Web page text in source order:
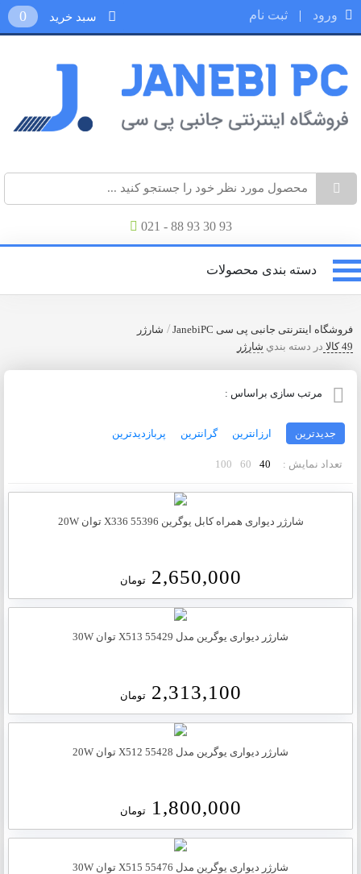
ورود | ثبت نام 0
021 - 88 93 30 93
دسته بندی محصولات
فروشگاه اینترنتی جانبی پی سی JanebiPC / شارژر
49 کالا
در دسته بندي شارژر
مرتب سازی براساس :
جدیدترین ارزانترین گرانترین پربازدیدترین
تعداد نمایش : 40
60
100
شارژر دیواری همراه کابل یوگرین X336 55396 توان 20W
2,650,000 تومان
شارژر دیواری یوگرین مدل X513 55429 توان 30W
2,313,100 تومان
شارژر دیواری یوگرین مدل X512 55428 توان 20W
1,800,000 تومان
شارژر دیواری یوگرین مدل 55476 X515 توان 30W